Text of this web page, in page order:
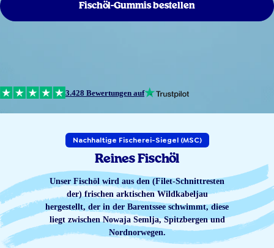
Fischöl-Gummis bestellen
3.428 Bewertungen auf
Nachhaltige Fischerei-Siegel (MSC)
Reines Fischöl
Unser Fischöl wird aus den (Filet-Schnittresten
der) frischen arktischen Wildkabeljau
hergestellt, der in der Barentssee schwimmt, diese
liegt zwischen Nowaja Semlja, Spitzbergen und
Nordnorwegen.